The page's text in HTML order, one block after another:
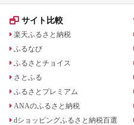
サイト比較
楽天ふるさと納税
ふるなび
ふるさとチョイス
さとふる
ふるさとプレミアム
ANAのふるさと納税
dショッピングふるさと納税百選